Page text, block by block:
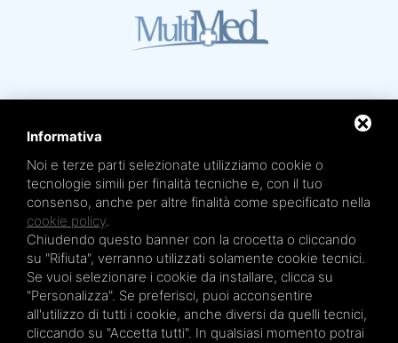
Mare Termale Bolognese e
Circuito della Salute +
sono un marchio diTRE EFFE s.r.l.
Sede legale e amministrativa: Via Irnerio 12/2 - 40126 Bologna - Tel/fax 051.4210046
Cod.Fisc e P.IVA 04045610377 - R.E.A. BO n. 334452 - R.I. BO n. 56601 - Cap. Soc.
€ 20.000,00 i.v.
Terme San Petronio - Antalgik - Bodi
Terme San Luca - Pluricenter
Terme Felsinee
Terme dell’Agriturismo - Villaggio della Salute Più
Terme Acquabios
Informativa
Noi e terze parti selezionate utilizziamo cookie o
tecnologie simili per finalità tecniche e, con il tuo
consenso, anche per altre finalità come specificato nella
cookie policy.
Chiudendo questo banner con la crocetta o cliccando
su "Rifiuta", verranno utilizzati solamente cookie tecnici.
Se vuoi selezionare i cookie da installare, clicca su
"Personalizza". Se preferisci, puoi acconsentire
all'utilizzo di tutti i cookie, anche diversi da quelli tecnici,
cliccando su "Accetta tutti". In qualsiasi momento potrai